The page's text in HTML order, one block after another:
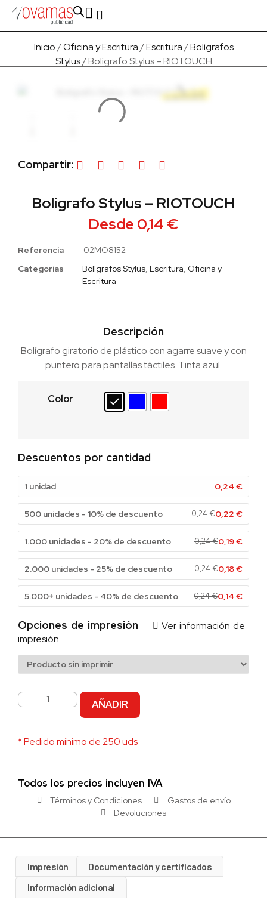
Inicio/Oficina y Escritura/Escritura/Bolígrafos
Stylus/ Bolígrafo Stylus – RIOTOUCH
Bolígrafo Stylus – RIOTOUCH
Desde 0,14 €
Referencia
02MO8152
Categorias
Bolígrafos Stylus, Escritura, Oficina y
Escritura
Descripción
Bolígrafo giratorio de plástico con agarre suave y con
puntero para pantallas táctiles. Tinta azul.
Color
Descuentos por cantidad
1 unidad 0,24 €
500 unidades - 10% de descuento 0,24€0,22 €
1.000 unidades - 20% de descuento 0,24€0,19€
2.000 unidades - 25% de descuento 0,24€0,18€
5.000+ unidades - 40% de descuento 0,24€0,14 €
Opciones de impresión
Ver información de
impresión
AÑADIR
* Pedido mínimo de 250 uds
Todos los precios incluyen IVA
Términos y Condiciones
Gastos de envío
Devoluciones
Compartir:
Impresión
Documentación y certificados
Información adicional